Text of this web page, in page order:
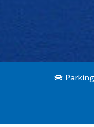
Parking